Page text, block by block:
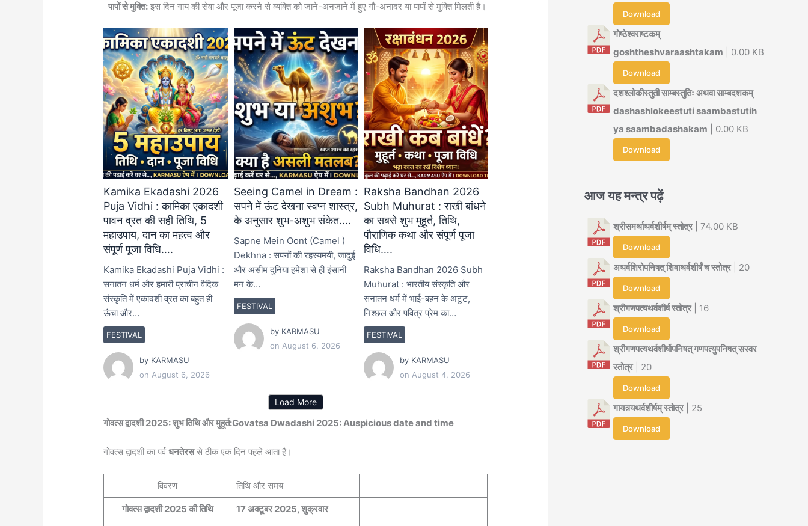
पापों से मुक्ति: इस दिन गाय की सेवा और पूजा करने से व्यक्ति को जाने-अनजाने में हुए गौ-अनादर या पापों से मुक्ति मिलती है।
Kamika Ekadashi 2026
Puja Vidhi : कामिका एकादशी
पावन व्रत की सही तिथि, 5
महाउपाय, दान का महत्व और
संपूर्ण पूजा विधि….
FESTIVAL
Kamika Ekadashi Puja Vidhi :
सनातन धर्म और हमारी प्राचीन वैदिक
संस्कृति में एकादशी व्रत का बहुत ही
ऊंचा और…
by KARMASU
on August 6, 2026
Seeing Camel in Dream :
सपने में ऊंट देखना स्वप्न शास्त्र,
के अनुसार शुभ-अशुभ संकेत….
FESTIVAL
Sapne Mein Oont (Camel )
Dekhna : सपनों की रहस्यमयी, जादुई
और असीम दुनिया हमेशा से ही इंसानी
मन के…
by KARMASU
on August 6, 2026
Raksha Bandhan 2026
Subh Muhurat : राखी बांधने
का सबसे शुभ मुहूर्त, तिथि,
पौराणिक कथा और संपूर्ण पूजा
विधि….
FESTIVAL
Raksha Bandhan 2026 Subh
Muhurat : भारतीय संस्कृति और
सनातन धर्म में भाई-बहन के अटूट,
निश्छल और पवित्र प्रेम का…
by KARMASU
on August 4, 2026
Load More
गोवत्स द्वादशी 2025: शुभ तिथि और मुहूर्त:Govatsa Dwadashi 2025: Auspicious date and time
गोवत्स द्वादशी का पर्वधनतेरससे ठीक एक दिन पहले आता है।
विवरण तिथि और समय
गोवत्स द्वादशी 2025 की तिथि 17 अक्टूबर 2025, शुक्रवार
Download
गोष्ठेश्वराष्टकम्
goshtheshvaraashtakam | 0.00 KB
Download
दशश्लोकीस्तुती साम्बस्तुतिः अथवा साम्बदशकम्
dashashlokeestuti saambastutih
ya saambadashakam | 0.00 KB
Download
आज यह मन्त्र पढ़ें
श्रीसमर्थाथर्वशीर्षम् स्तोत्र| 74.00 KB
Download
अथर्वशिरोपनिषत् शिवाथर्वशीर्षं च स्तोत्र| 20
Download
श्रीगणपत्यथर्वशीर्ष स्तोत्र| 16
Download
श्रीगणपत्यथर्वशीर्षोपनिषत् गणपत्युपनिषत् सस्वर
स्तोत्र| 20
Download
गायत्र्यथर्वशीर्षम् स्तोत्र| 25
Download